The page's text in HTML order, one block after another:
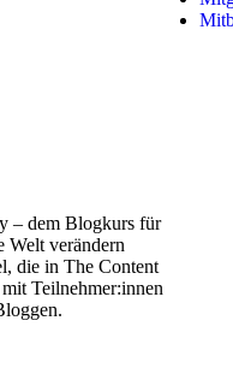
– dem Blogkurs für
Welt verändern
die in The Content
Teilnehmer:innen